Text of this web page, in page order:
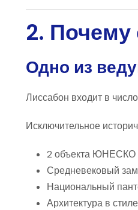
2. Почему
Одно из
Лиссабон входит в
Исключительное
2 объекта ЮНЕСКО
Средневековый
Национальный
Архитектура в